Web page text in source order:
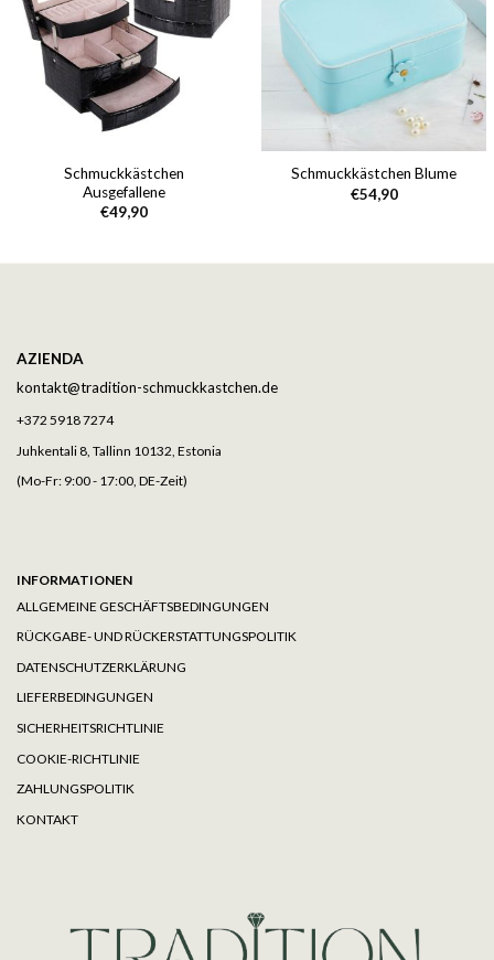
Schmuckkästchen
Ausgefallene
€49,90
Schmuckkästchen Blume
€54,90
AZIENDA
kontakt@tradition-schmuckkastchen.de
+372 5918 7274
Juhkentali 8, Tallinn 10132, Estonia
(Mo-Fr: 9:00 - 17:00, DE-Zeit)
INFORMATIONEN
ALLGEMEINE GESCHÄFTSBEDINGUNGEN
RÜCKGABE- UND RÜCKERSTATTUNGSPOLITIK
DATENSCHUTZERKLÄRUNG
LIEFERBEDINGUNGEN
SICHERHEITSRICHTLINIE
COOKIE-RICHTLINIE
ZAHLUNGSPOLITIK
KONTAKT